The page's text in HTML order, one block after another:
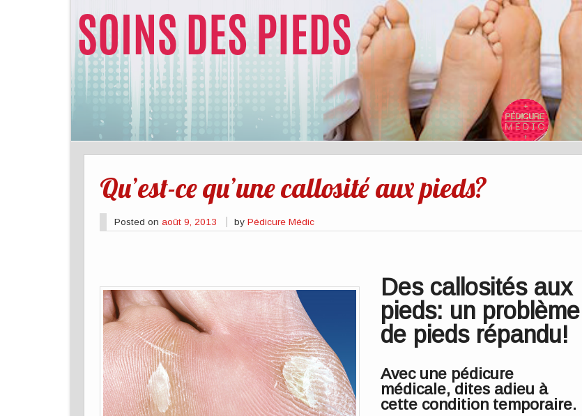
Qu’est-ce qu’une callosité aux pieds?
Posted on août 9, 2013 byPédicure Médic
Des callosités aux
pieds: un problème
de pieds répandu!
Avec une pédicure
médicale, dites adieu à
cette condition temporaire.